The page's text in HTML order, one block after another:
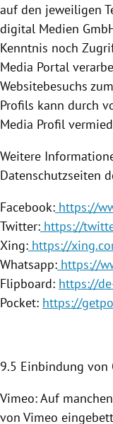
auf den jeweiligen
digital Medien
Kenntnis noch
Media Portal
Websitebesuchs
Profils kann durch
Media Profil
Weitere
Datenschutzseiten
Facebook: https://
Twitter: https://
Xing: https://
Whatsapp: https://
Flipboard: https://
Pocket: https://
9.5 Einbindung
Vimeo: Auf
von Vimeo